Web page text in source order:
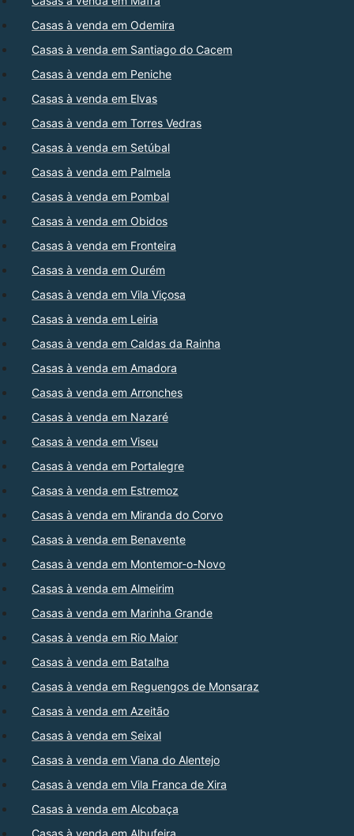
Casas à venda em Odemira
Casas à venda em Santiago do Cacem
Casas à venda em Peniche
Casas à venda em Elvas
Casas à venda em Torres Vedras
Casas à venda em Setúbal
Casas à venda em Palmela
Casas à venda em Pombal
Casas à venda em Obidos
Casas à venda em Fronteira
Casas à venda em Ourém
Casas à venda em Vila Viçosa
Casas à venda em Leiria
Casas à venda em Caldas da Rainha
Casas à venda em Amadora
Casas à venda em Arronches
Casas à venda em Nazaré
Casas à venda em Viseu
Casas à venda em Portalegre
Casas à venda em Estremoz
Casas à venda em Miranda do Corvo
Casas à venda em Benavente
Casas à venda em Montemor-o-Novo
Casas à venda em Almeirim
Casas à venda em Marinha Grande
Casas à venda em Rio Maior
Casas à venda em Batalha
Casas à venda em Reguengos de Monsaraz
Casas à venda em Azeitão
Casas à venda em Seixal
Casas à venda em Viana do Alentejo
Casas à venda em Vila Franca de Xira
Casas à venda em Alcobaça
Casas à venda em Albufeira